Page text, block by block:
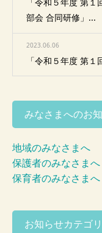
「令和５年度 第
部会 合同研修」...
2023.06.06
「令和５年度 第
みなさまへのお
地域のみなさまへ
保護者のみなさまへ
保育者のみなさまへ
お知らせカテゴ